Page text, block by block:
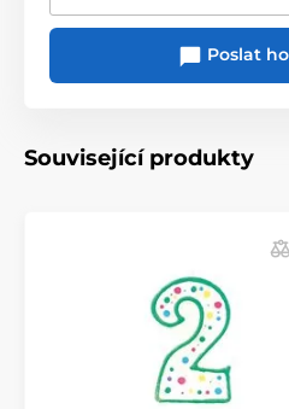
Poslat
Související produkty